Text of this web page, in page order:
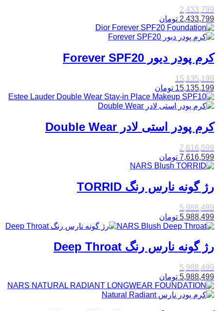
2,433,799
2,433,799 تومان
کرم پودر دیور Forever SPF20
15,135,199
15,135,199 تومان
کرم پودر استی لادر Double Wear
7,616,599
7,616,599 تومان
رژ گونه نارس رنگ TORRID
5,988,499
5,988,499 تومان
رژ گونه نارس رنگ Deep Throat
5,988,499
5,988,499 تومان